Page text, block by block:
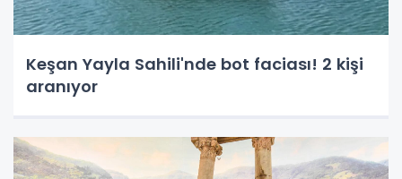
Keşan Yayla Sahili'nde bot faciası! 2 kişi
aranıyor